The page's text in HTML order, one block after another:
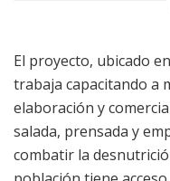
El proyecto, ubicado
trabaja capacitando a
elaboración y
salada, prensada y
combatir la